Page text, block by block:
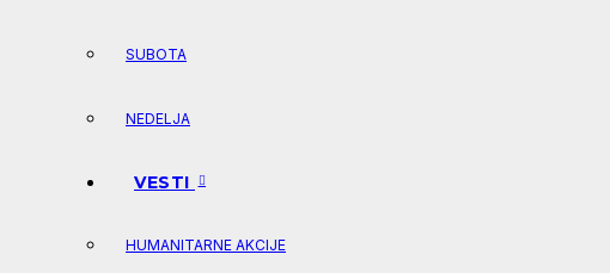
SUBOTA
NEDELJA
VESTI
HUMANITARNE AKCIJE